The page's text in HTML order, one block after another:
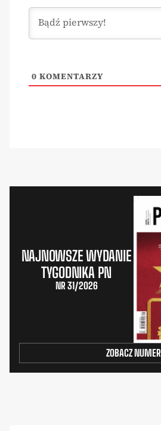
0 KOMENTARZY
NAJNOWSZE WYDANIE
TYGODNIKA PN
NR 31/2026
ZOBACZ NUMER